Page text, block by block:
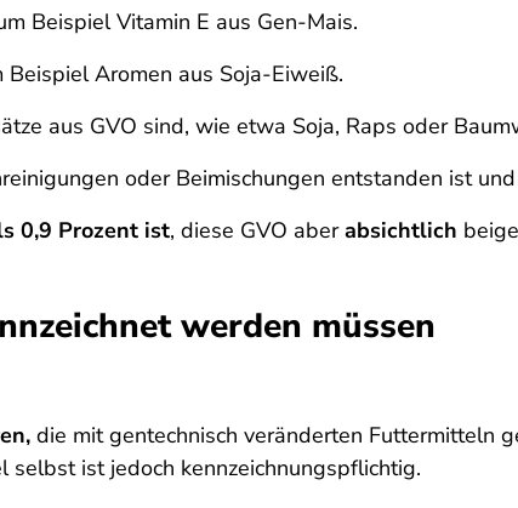
Beispiel Vitamin E aus Gen-Mais.
Aromen aus Soja-Eiweiß.
aus GVO sind, wie etwa Soja, Raps oder
oder Beimischungen entstanden ist
0,9 Prozent ist, diese GVO aberabsichtlich
werden müssen
die mit gentechnisch veränderten Futtermitteln
selbst ist jedoch kennzeichnungspflichtig.